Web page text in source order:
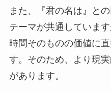
また、『君の名は』と
テーマが共通していま
時間そのものの価値に
す。そのため、より現
があります。